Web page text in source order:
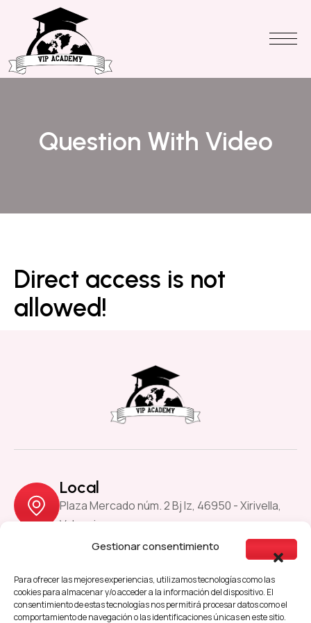
Gestionar consentimiento
Para ofrecer las mejores experiencias, utilizamos tecnologías como las
cookies para almacenar y/o acceder a la información del dispositivo. El
consentimiento de estas tecnologías nos permitirá procesar datos como el
comportamiento de navegación o las identificaciones únicas en este sitio.
Question With Video
Direct access is not
allowed!
Local
Plaza Mercado núm. 2 Bj Iz, 46950 - Xirivella,
Valencia